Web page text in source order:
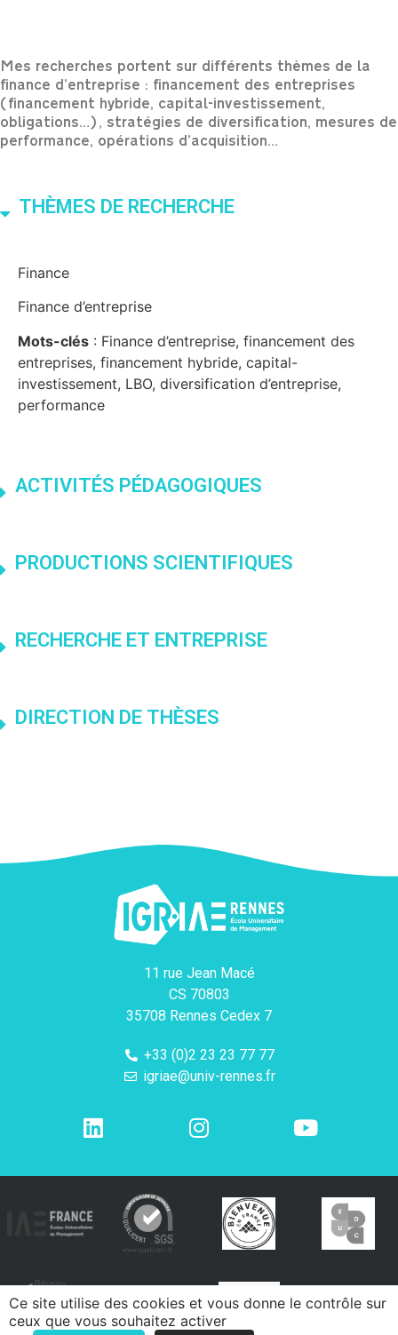
Mes recherches portent sur différents thèmes de la
finance d’entreprise : financement des entreprises
(financement hybride, capital-investissement,
obligations…), stratégies de diversification, mesures de
performance, opérations d’acquisition…
THÈMES DE RECHERCHE
Finance
Finance d’entreprise
Mots-clés : Finance d’entreprise, financement des
entreprises, financement hybride, capital-
investissement, LBO, diversification d’entreprise,
performance
ACTIVITÉS PÉDAGOGIQUES
PRODUCTIONS SCIENTIFIQUES
RECHERCHE ET ENTREPRISE
DIRECTION DE THÈSES
11 rue Jean Macé
CS 70803
35708 Rennes Cedex 7
+33 (0)2 23 23 77 77
igriae@univ-rennes.fr
Ce site utilise des cookies et vous donne le contrôle sur
ceux que vous souhaitez activer